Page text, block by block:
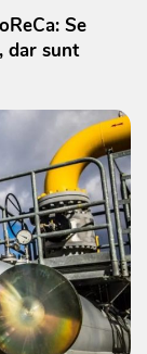
Se
dar sunt